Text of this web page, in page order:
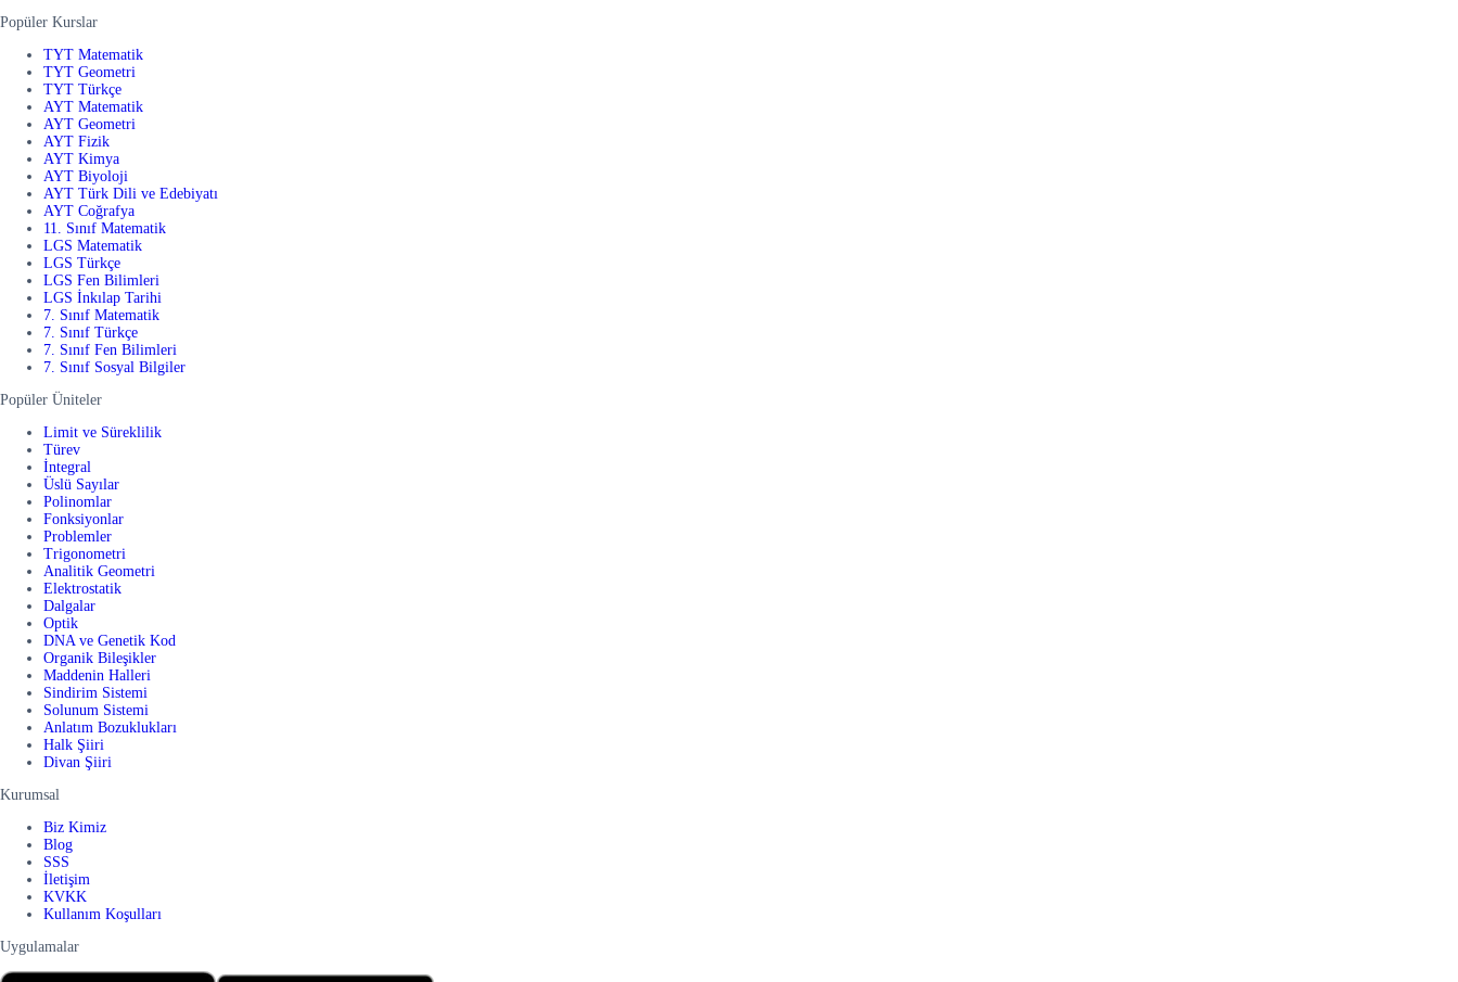
Popüler Kurslar
TYT Matematik
TYT Geometri
TYT Türkçe
AYT Matematik
AYT Geometri
AYT Fizik
AYT Kimya
AYT Biyoloji
AYT Türk Dili ve Edebiyatı
AYT Coğrafya
11. Sınıf Matematik
LGS Matematik
LGS Türkçe
LGS Fen Bilimleri
LGS İnkılap Tarihi
7. Sınıf Matematik
7. Sınıf Türkçe
7. Sınıf Fen Bilimleri
7. Sınıf Sosyal Bilgiler
Popüler Üniteler
Limit ve Süreklilik
Türev
İntegral
Üslü Sayılar
Polinomlar
Fonksiyonlar
Problemler
Trigonometri
Analitik Geometri
Elektrostatik
Dalgalar
Optik
DNA ve Genetik Kod
Organik Bileşikler
Maddenin Halleri
Sindirim Sistemi
Solunum Sistemi
Anlatım Bozuklukları
Halk Şiiri
Divan Şiiri
Kurumsal
Biz Kimiz
Blog
SSS
İletişim
KVKK
Kullanım Koşulları
Uygulamalar